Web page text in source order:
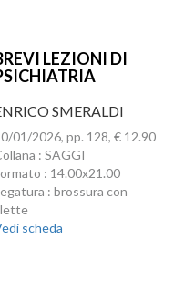
LEZIONI DI
SMERALDI
01/2026, pp. 128, € 12.90
: SAGGI
: 14.00x21.00
: brossura con
scheda